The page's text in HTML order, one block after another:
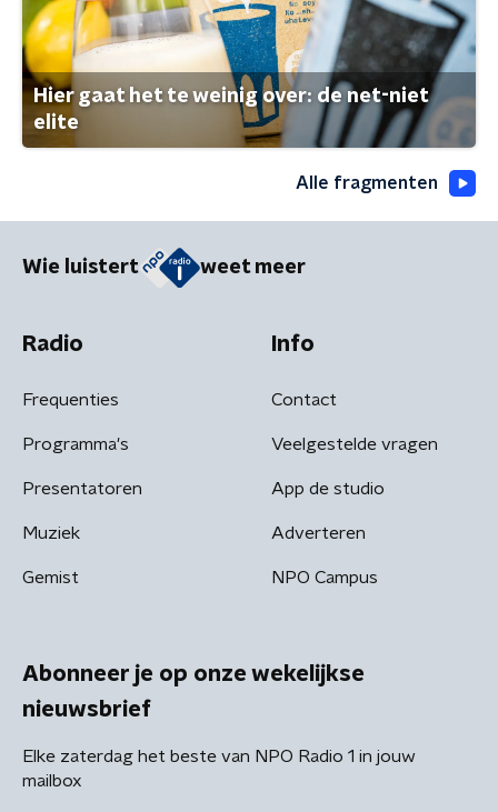
Hier gaat het te weinig over: de net-niet
elite
Alle fragmenten
Wie luistert weet meer
Radio
Frequenties
Programma's
Presentatoren
Muziek
Gemist
Info
Contact
Veelgestelde vragen
App de studio
Adverteren
NPO Campus
Abonneer je op onze wekelijkse
nieuwsbrief
Elke zaterdag het beste van NPO Radio 1 in jouw
mailbox